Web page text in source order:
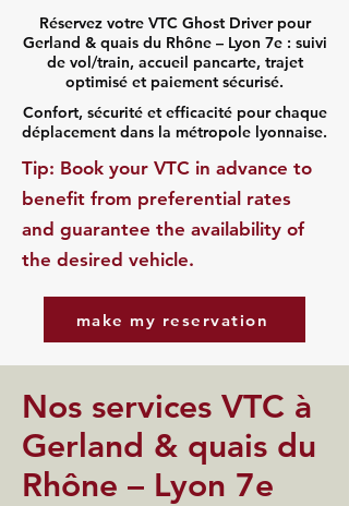
Réservez votre VTC Ghost Driver pour
Gerland & quais du Rhône – Lyon 7e : suivi
de vol/train, accueil pancarte, trajet
optimisé et paiement sécurisé.
Confort, sécurité et efficacité pour chaque
déplacement dans la métropole lyonnaise.
​Tip: Book your VTC in advance to
benefit from preferential rates
and guarantee the availability of
the desired vehicle.
make my reservation
Nos services VTC à
Gerland & quais du
Rhône – Lyon 7e